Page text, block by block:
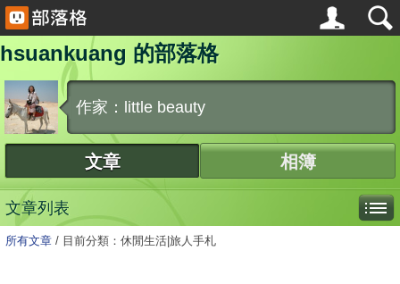
hsuankuang 的部落格
作家：little beauty
文章 相簿
文章列表
所有文章 / 目前分類：休閒生活|旅人手札